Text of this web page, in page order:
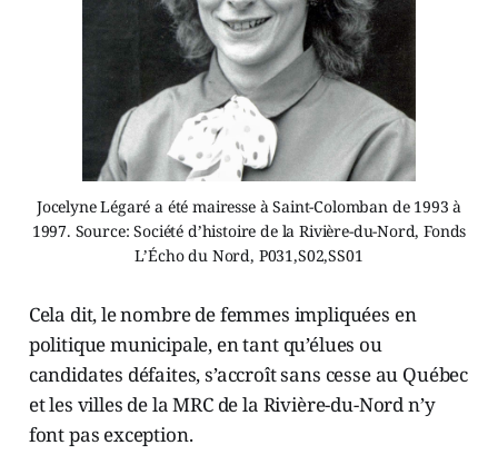
Jocelyne Légaré a été mairesse à Saint-Colomban de 1993 à
1997. Source: Société d’histoire de la Rivière-du-Nord, Fonds
L’Écho du Nord, P031,S02,SS01
Cela dit, le nombre de femmes impliquées en
politique municipale, en tant qu’élues ou
candidates défaites, s’accroît sans cesse au Québec
et les villes de la MRC de la Rivière-du-Nord n’y
font pas exception.